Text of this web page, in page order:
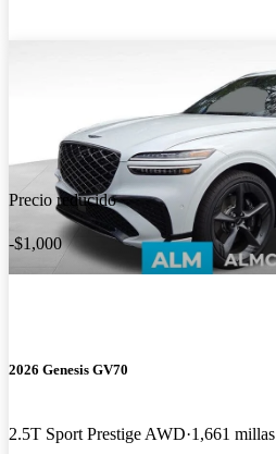
Precio reducido
-$1,000
2026 Genesis GV70
2.5T Sport Prestige AWD 1,661 millas